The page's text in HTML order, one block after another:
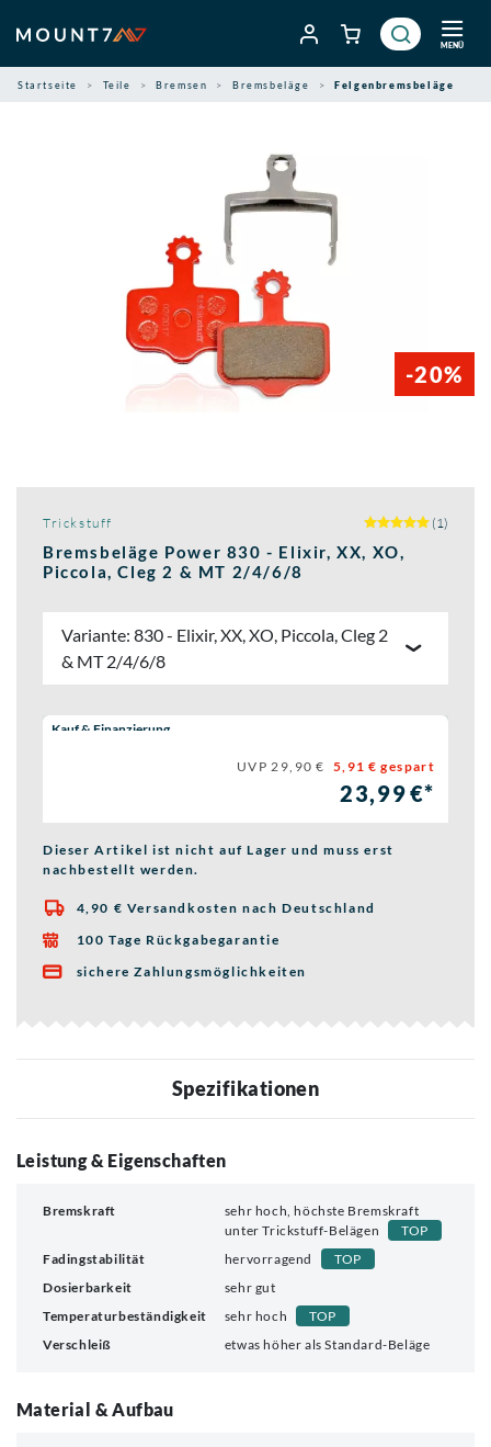
Inhalt
springen
MENÜ
Startseite Teile Bremsen Bremsbeläge Felgenbremsbeläge
-20%
Trickstuff (1)
Bremsbeläge Power 830 - Elixir, XX, XO,
Piccola, Cleg 2 & MT 2/4/6/8
Variante: 830 - Elixir, XX, XO, Piccola, Cleg 2
& MT 2/4/6/8
Wähle eine Preisoption:
Kauf & Finanzierung
UVP 29,90 € 5,91 € gespart
23,99 €*
Dieser Artikel ist nicht auf Lager und muss erst
nachbestellt werden.
 4,90 € Versandkosten nach Deutschland
 100 Tage Rückgabegarantie
 sichere Zahlungsmöglichkeiten
Spezifikationen
Leistung & Eigenschaften
Bremskraft
sehr hoch, höchste Bremskraft
unter Trickstuff-Belägen
TOP
Fadingstabilität
hervorragend
TOP
Dosierbarkeit
sehr gut
Temperaturbeständigkeit
sehr hoch
TOP
Verschleiß
etwas höher als Standard-Beläge
Material & Aufbau